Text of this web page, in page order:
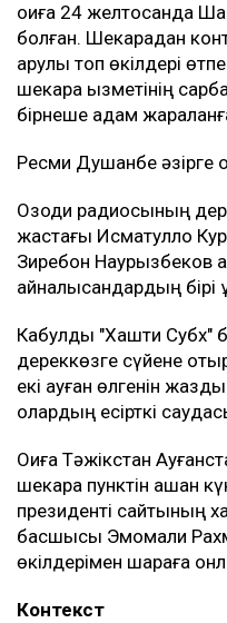
оқиға 24 желтоқсанда
болған. Шекарадан
қарулы топ өкілдері
шекара қызметінің
бірнеше адам
Ресми Душанбе әзірге
Озоди радиосының
жастағы Исматулло
Зиребон Наурызбеков
айналысқандардың бірі
Кабулдық "Хашти Субх"
дереккөзге сүйене
екі ауған өлгенін
олардың есірткі
Оқиға Тәжікстан
шекара пунктін ашқан
президенті сайтының
басшысы Эмомали
өкілдерімен шараға
Контекст